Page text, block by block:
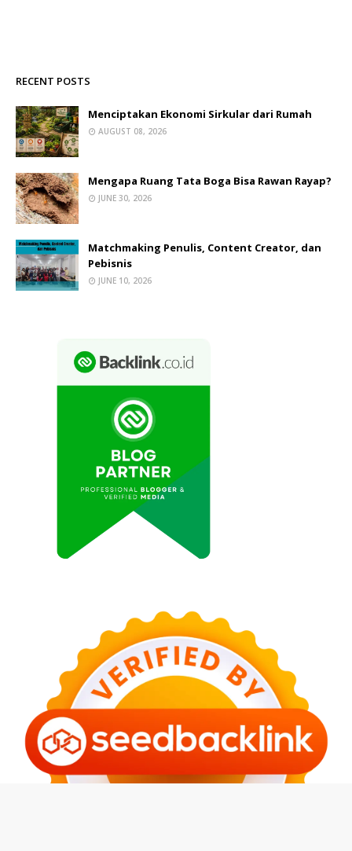
RECENT POSTS
Menciptakan Ekonomi Sirkular dari Rumah
AUGUST 08, 2026
Mengapa Ruang Tata Boga Bisa Rawan Rayap?
JUNE 30, 2026
Matchmaking Penulis, Content Creator, dan
Pebisnis
JUNE 10, 2026